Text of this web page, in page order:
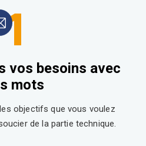
1
vos besoins avec
mots
objectifs que vous voulez
de la partie technique.